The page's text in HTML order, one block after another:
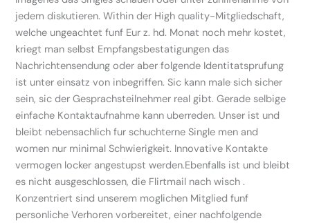
jedem diskutieren. Within der High quality-Mitgliedschaft,
welche ungeachtet funf Eur z. hd. Monat noch mehr kostet,
kriegt man selbst Empfangsbestatigungen das
Nachrichtensendung oder aber folgende Identitatsprufung
ist unter einsatz von inbegriffen. Sic kann male sich sicher
sein, sic der Gesprachsteilnehmer real gibt. Gerade selbige
einfache Kontaktaufnahme kann uberreden. Unser ist und
bleibt nebensachlich fur schuchterne Single men and
women nur minimal Schwierigkeit. Innovative Kontakte
vermogen locker angestupst werden.Ebenfalls ist und bleibt
es nicht ausgeschlossen, die Flirtmail nach wisch .
Konzentriert sind unserem moglichen Mitglied funf
personliche Verhoren vorbereitet, einer nachfolgende